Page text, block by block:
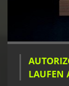
LAUFEN